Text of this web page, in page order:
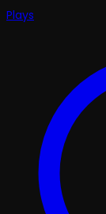
Plays